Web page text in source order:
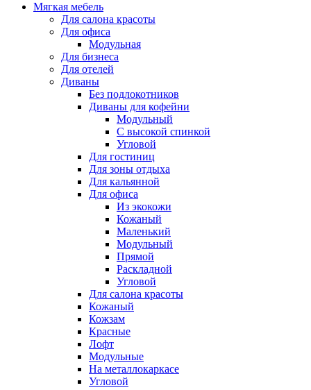
Мягкая мебель
Для салона красоты
Для офиса
Модульная
Для бизнеса
Для отелей
Диваны
Без подлокотников
Диваны для кофейни
Модульный
С высокой спинкой
Угловой
Для гостиниц
Для зоны отдыха
Для кальянной
Для офиса
Из экокожи
Кожаный
Маленький
Модульный
Прямой
Раскладной
Угловой
Для салона красоты
Кожаный
Кожзам
Красные
Лофт
Модульные
На металлокаркасе
Угловой